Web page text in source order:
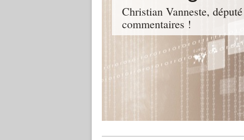
Christian Vanneste,
commentaires !